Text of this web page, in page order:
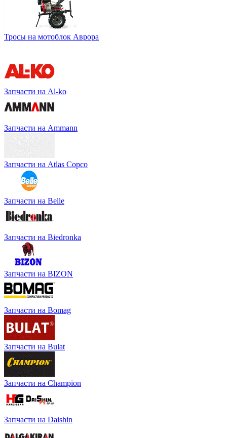
Тросы на мотоблок Аврора
Запчасти на Al-ko
Запчасти на Ammann
Запчасти на Atlas Copco
Запчасти на Belle
Запчасти на Biedronka
Запчасти на BIZON
Запчасти на Bomag
Запчасти на Bulat
Запчасти на Champion
Запчасти на Daishin